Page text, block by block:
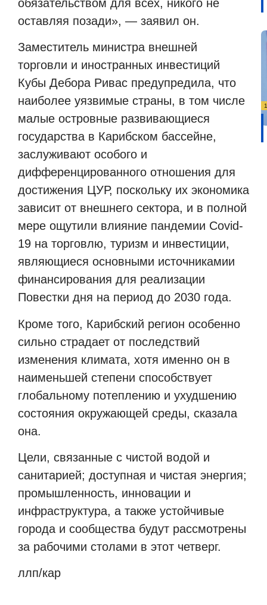
обязательством для всех, никого не
оставляя позади», — заявил он.
Заместитель министра внешней
торговли и иностранных инвестиций
Кубы Дебора Ривас предупредила, что
наиболее уязвимые страны, в том числе
малые островные развивающиеся
государства в Карибском бассейне,
заслуживают особого и
дифференцированного отношения для
достижения ЦУР, поскольку их экономика
зависит от внешнего сектора, и в полной
мере ощутили влияние пандемии Covid-
19 на торговлю, туризм и инвестиции,
являющиеся основными источникамии
финансирования для реализации
Повестки дня на период до 2030 года.
Кроме того, Карибский регион особенно
сильно страдает от последствий
изменения климата, хотя именно он в
наименьшей степени способствует
глобальному потеплению и ухудшению
состояния окружающей среды, сказала
она.
Цели, связанные с чистой водой и
санитарией; доступная и чистая энергия;
промышленность, инновации и
инфраструктура, а также устойчивые
города и сообщества будут рассмотрены
за рабочими столами в этот четверг.
ллп/кар